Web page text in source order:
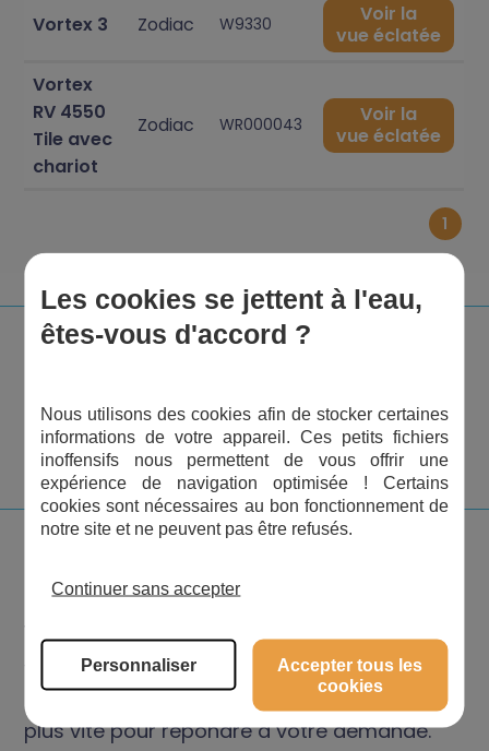
Vortex 3 Zodiac W9330
Voir la
vue éclatée
Vortex
RV 4550
Tile avec
chariot
Zodiac WR000043
Voir la
vue éclatée
1
DEMANDE DE DEVIS
Vous désirez un devis en ligne ?
Veuillez remplir les informations ci-après.
L’équipe Aqua pièces vous recontactera au
plus vite pour répondre à votre demande.
Les cookies se jettent à l'eau,
êtes-vous d'accord ?
Nous utilisons des cookies afin de stocker certaines
informations de votre appareil. Ces petits fichiers
inoffensifs nous permettent de vous offrir une
expérience de navigation optimisée ! Certains
cookies sont nécessaires au bon fonctionnement de
notre site et ne peuvent pas être refusés.
Continuer sans accepter
Personnaliser
Accepter tous les
cookies